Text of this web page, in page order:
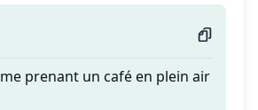
prenant un café en plein air